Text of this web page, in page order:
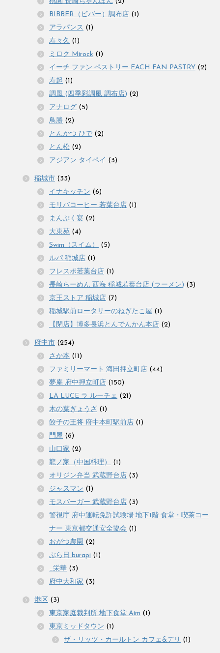
BIBBER（ビバー）調布店 (1)
アラパンス (1)
寿々久 (1)
ミロク Mirock (1)
イーチ ファン ペストリー EACH FAN PASTRY (2)
寿起 (1)
調風 (四季彩調風 調布店) (2)
アナログ (5)
鳥勝 (2)
とんかつ ひで (2)
とん松 (2)
アジアン タイペイ (3)
稲城市 (33)
イナキッチン (6)
モリバコーヒー 若葉台店 (1)
まんぷく宴 (2)
大東苑 (4)
Swim（スイム）
(5)
ルパ 稲城店 (1)
フレスポ若葉台店 (1)
長崎らーめん 西海 稲城若葉台店 (ラーメン) (3)
京王ストア 稲城店 (7)
稲城駅前ロータリーのねぎたこ屋 (1)
【閉店】博多長浜とんでんかん本店 (2)
府中市 (254)
さか本 (11)
ファミリーマート 海田押立町店 (44)
夢庵 府中押立町店 (150)
LA LUCE ラ ルーチェ (21)
木の葉ぎょうざ (1)
餃子の王将 府中本町駅前店 (1)
門屋 (6)
山口家 (2)
龍ノ家（中国料理）
(1)
オリジン弁当 武蔵野台店 (3)
ジャスマン (1)
モスバーガー 武蔵野台店 (3)
警視庁 府中運転免許試験場 地下1階 食堂・喫茶コー
ナー 東京都交通安全協会 (1)
おがつ農園 (2)
ぶら日 burapi (1)
_栄華 (3)
府中大和家 (3)
港区 (3)
東京家庭裁判所 地下食堂 Aim (1)
東京ミッドタウン (1)
ザ・リッツ・カールトン カフェ&デリ (1)